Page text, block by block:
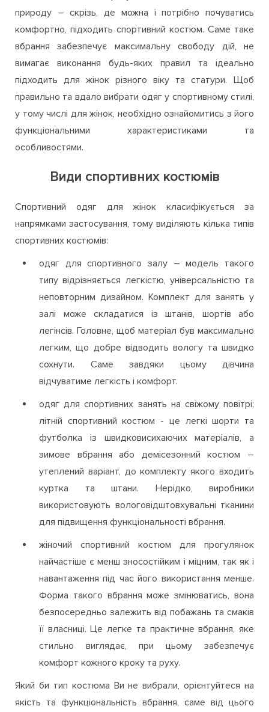
природу – скрізь, де можна і потрібно почуватись
комфортно, підходить спортивний костюм. Саме таке
вбрання забезпечує максимальну свободу дій, не
вимагає виконання будь-яких правил та ідеально
підходить для жінок різного віку та статури. Щоб
правильно та вдало вибрати одяг у спортивному стилі,
у тому числі для жінок, необхідно ознайомитись з його
функціональними характеристиками та
особливостями.
Види спортивних костюмів
Спортивний одяг для жінок класифікується за
напрямками застосування, тому виділяють кілька типів
спортивних костюмів:
одяг для спортивного залу – модель такого
типу відрізняється легкістю, універсальністю та
неповторним дизайном. Комплект для занять у
залі може складатися із штанів, шортів або
легінсів. Головне, щоб матеріал був максимально
легким, що добре відводить вологу та швидко
сохнути. Саме завдяки цьому дівчина
відчуватиме легкість і комфорт.
одяг для спортивних занять на свіжому повітрі;
літній спортивний костюм - це легкі шорти та
футболка із швидковисихаючих матеріалів, а
зимове вбрання або демісезонний костюм –
утеплений варіант, до комплекту якого входить
куртка та штани. Нерідко, виробники
використовують вологовідштовхувальні тканини
для підвищення функціональності вбрання.
жіночий спортивний костюм для прогулянок
найчастіше є менш зносостійким і міцним, так як і
навантаження під час його використання менше.
Форма такого вбрання може змінюватись, вона
безпосередньо залежить від побажань та смаків
її власниці. Це легке та практичне вбрання, яке
стильно виглядає, при цьому забезпечує
комфорт кожного кроку та руху.
Який би тип костюма Ви не вибрали, орієнтуйтеся на
якість та функціональність вбрання, саме від цього